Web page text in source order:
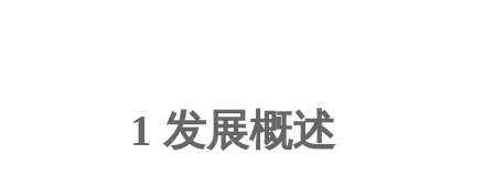
1 发展概述